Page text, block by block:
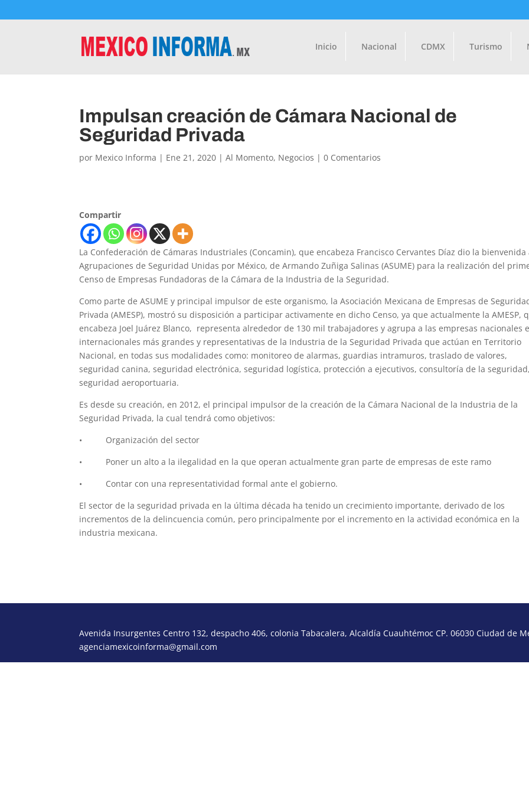
Inicio Nacional CDMX Turismo
Impulsan creación de Cámara Nacional de
Seguridad Privada
por Mexico Informa | Ene 21, 2020 |Al Momento, Negocios |0 Comentarios
Compartir
La Confederación de Cámaras Industriales (Concamin), que encabeza Francisco Cervantes Díaz dio la bienvenida
Agrupaciones de Seguridad Unidas por México, de Armando Zuñiga Salinas (ASUME) para la realización del
Censo de Empresas Fundadoras de la Cámara de la Industria de la Seguridad.
Como parte de ASUME y principal impulsor de este organismo, la Asociación Mexicana de Empresas de
Privada (AMESP), mostró su disposición a participar activamente en dicho Censo, ya que actualmente la AMESP,
encabeza Joel Juárez Blanco, representa alrededor de 130 mil trabajadores y agrupa a las empresas nacionales e
internacionales más grandes y representativas de la Industria de la Seguridad Privada que actúan en Territorio
Nacional, en todas sus modalidades como: monitoreo de alarmas, guardias intramuros, traslado de valores,
seguridad canina, seguridad electrónica, seguridad logística, protección a ejecutivos, consultoría de la seguridad,
seguridad aeroportuaria.
Es desde su creación, en 2012, el principal impulsor de la creación de la Cámara Nacional de la Industria de la
Seguridad Privada, la cual tendrá como objetivos:
• Organización del sector
• Poner un alto a la ilegalidad en la que operan actualmente gran parte de empresas de este ramo
• Contar con una representatividad formal ante el gobierno.
El sector de la seguridad privada en la última década ha tenido un crecimiento importante, derivado de los
incrementos de la delincuencia común, pero principalmente por el incremento en la actividad económica en la
industria mexicana.
Avenida Insurgentes Centro 132, despacho 406, colonia Tabacalera, Alcaldía Cuauhtémoc CP. 06030 Ciudad de
agenciamexicoinforma@gmail.com